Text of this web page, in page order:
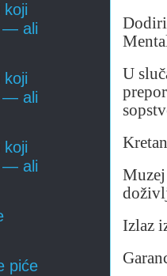
U
Muzej
Izlaz
koji
— ali
koji
— ali
koji
— ali
piće